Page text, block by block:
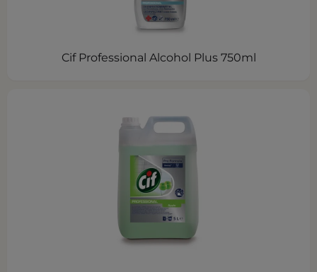
Cif Professional Alcohol Plus 750ml